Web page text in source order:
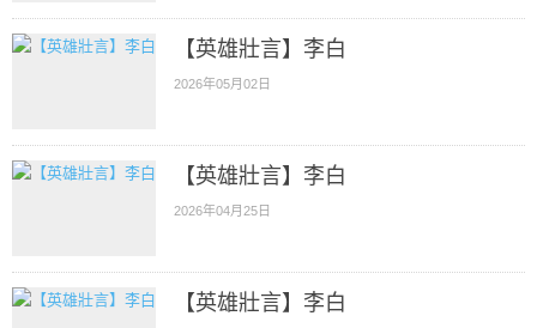
【英雄壯言】李白
2026年05月02日
【英雄壯言】李白
2026年04月25日
【英雄壯言】李白